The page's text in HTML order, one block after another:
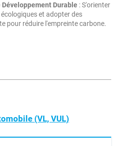
Durable : S'orienter
et adopter des
pour réduire l'empreinte carbone.
(VL, VUL)